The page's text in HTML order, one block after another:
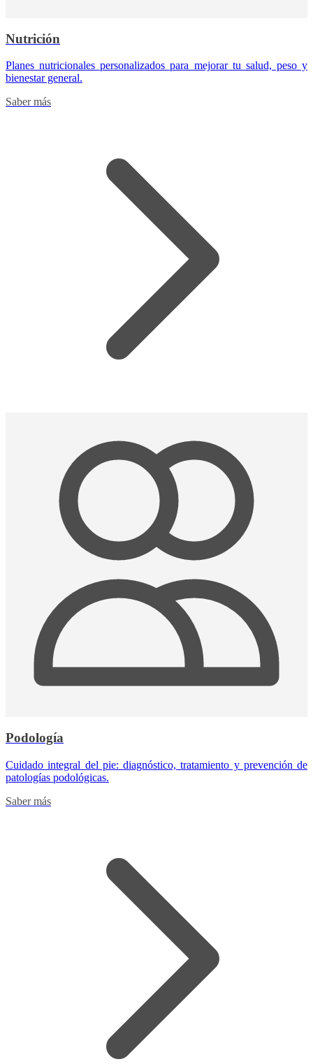
Nutrición
Planes nutricionales personalizados para mejorar tu salud, peso y
bienestar general.
Saber más
Podología
Cuidado integral del pie: diagnóstico, tratamiento y prevención de
patologías podológicas.
Saber más